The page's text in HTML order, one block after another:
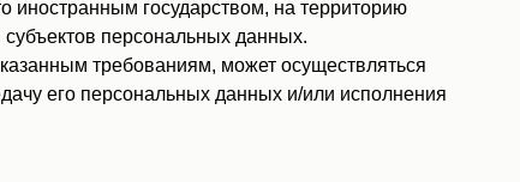
иностранным государством, на территорию
персональных данных.
требованиям, может осуществляться
его персональных данных и/или исполнения